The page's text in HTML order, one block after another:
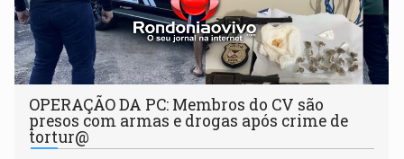
OPERAÇÃO DA PC: Membros do CV são
presos com armas e drogas após crime de
tortur@